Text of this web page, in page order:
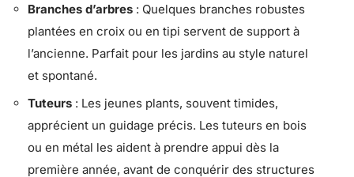
Branches d’arbres : Quelques branches robustes
plantées en croix ou en tipi servent de support à
l’ancienne. Parfait pour les jardins au style naturel
et spontané.
Tuteurs : Les jeunes plants, souvent timides,
apprécient un guidage précis. Les tuteurs en bois
ou en métal les aident à prendre appui dès la
première année, avant de conquérir des structures